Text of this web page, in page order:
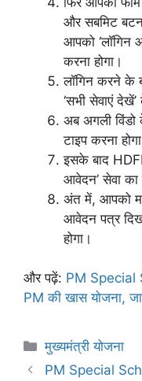
और सबमिट
आपको ‘लॉगिन
करना होगा।
लॉगिन करने के
‘सभी सेवाएं
अब अगली
टाइप करना
इसके बाद
आवेदन’ सेवा का
अंत में, आपको
आवेदन पत्र
होगा।
और पढ़ें: PM Special
PM की खास योजना,
Categories
मुख्यमंत्री योजना
PM Special